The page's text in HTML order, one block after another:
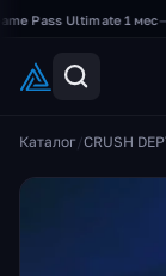
Ultimate 1 мес—915 ₽
Каталог /CRUSH